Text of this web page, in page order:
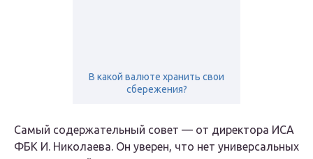
В какой валюте хранить свои
сбережения?
Самый содержательный совет — от директора ИСА
ФБК И. Николаева. Он уверен, что нет универсальных